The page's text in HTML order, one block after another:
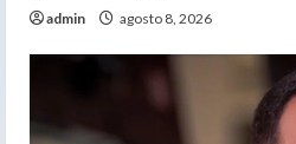
admin agosto 8, 2026